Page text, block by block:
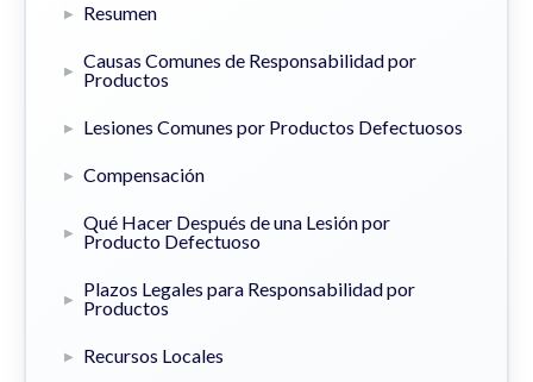
Resumen
Causas Comunes de Responsabilidad por
Productos
Lesiones Comunes por Productos Defectuosos
Compensación
Qué Hacer Después de una Lesión por
Producto Defectuoso
Plazos Legales para Responsabilidad por
Productos
Recursos Locales